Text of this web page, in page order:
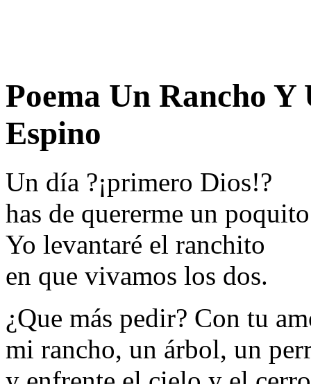
Poema Un Rancho
Espino
Un día ?¡primero Dios!?
has de quererme un
Yo levantaré el ranchito
en que vivamos los dos.
¿Que más pedir? Con tu
mi rancho, un árbol, un